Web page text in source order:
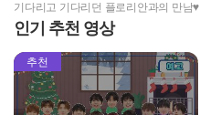
기다리고 기다리던 플로리안과의 만남♥
인기 추천 영상
추천